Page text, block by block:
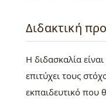
Διδακτική
Η διδασκαλία
επιτύχει τους
εκπαιδευτικό που